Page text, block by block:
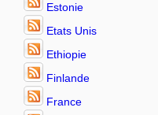
Estonie
Etats Unis
Ethiopie
Finlande
France